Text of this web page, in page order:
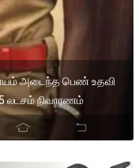
அடைந்த பெண் உதவி
லடசம் நிவாரணம்